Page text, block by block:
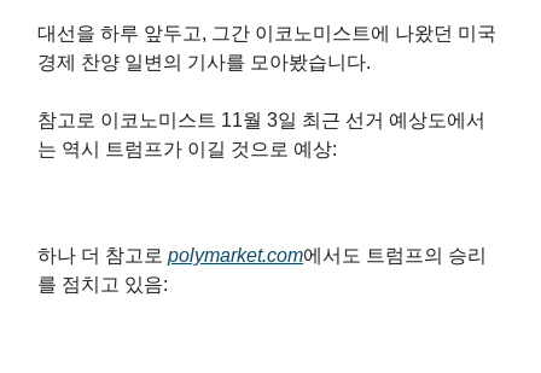
대선을 하루 앞두고, 그간 이코노미스트에 나왔던 미국
경제 찬양 일변의 기사를 모아봤습니다.
참고로 이코노미스트 11월 3일 최근 선거 예상도에서
는 역시 트럼프가 이길 것으로 예상:
하나 더 참고로 polymarket.com에서도 트럼프의 승리
를 점치고 있음: